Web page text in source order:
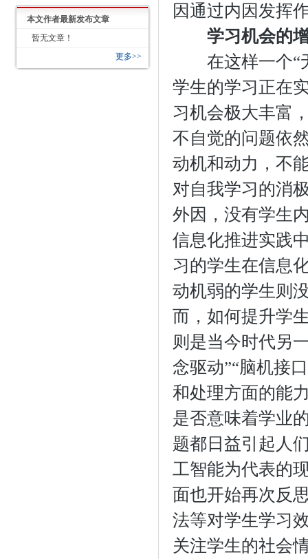
本文作者最新发布文章
暂无文章！
更多>>
因通过内因发挥
学习机会的
在这样一个“无
学生的学习正在
习机会极大丰富
不自觉的问题依
动机和动力，不
对自我学习的消
外因，没有学生
信息化推进实践
习的学生在信息
动机弱的学生则
而，如何提升学
则是当今时代另
念驱动”“脑机接
和处理方面的能
是否意味着学业
题都日益引起人
工智能为代表的
面也开始再次反
法等对学生学习
关注学生的社会